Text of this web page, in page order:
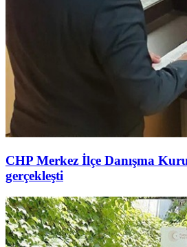
CHP Merkez İlçe Danışma
gerçekleşti